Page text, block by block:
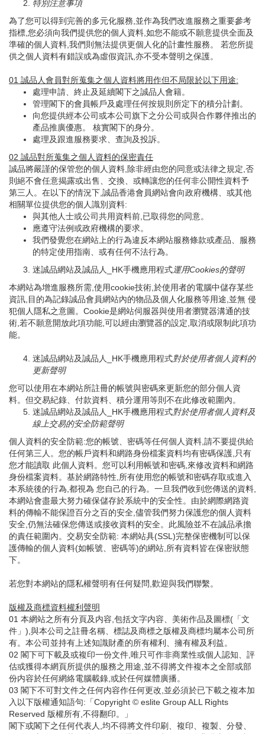
特別注意事項
為了您可以得到完善的多元化服務,並作為我們改進服務之重要參考
指標,您必須向我們提供您的個人資料,如您不能或不願意提供全面及
準確的個人資料,我們則無法提供更個人化的計畫性服務。 若您所提
供之個人資料有錯誤或為虛假資訊,亦不受本聲明之保護。
01 誠品人會員對所蒐集之個人資料將用作但不局限於以下用途:
處理申請、終止及延續閣下之誠品人會籍。
管理閣下的會員帳戶及處理任何按規則所定下的積分計劃。
向您提供經本公司或本公司旗下之分公司或與合作夥伴推出的
產品推廣優惠。 核實閣下的身分。
處理及跟進服務要求、查詢及投訴。
02 誠品對所蒐集之個人資料的保密責任
誠品將嚴謹的保管您的個人資料,除非經由您的同意或法律之規定,否
則絕不會任意揭露或出售、交換、或轉讓您的任何非公開性資料予
第三人。在以下的情況下,誠品香港會員網站會向政府機構、或其他
相關單位提供您的個人識別資料:
與其他人士或公司共用資料前,已取得您的同意。
應遵守法例或政府機構的要求。
我們發覺您在網站上的行為違反本網站服務條款或產品、服務
的特定使用指南、或有任何不法行為。
迷誠品網站及誠品人_HK手機應用程式運用Cookies的聲明
本網站為增進服務所需,使用cookie技術,於使用者的電腦中儲存某些
資訊,目的為記錄誠品會員網站內的物品及個人化服務等用途,並無 侵
犯個人隱私之意圖。Cookie是網站伺服器與使用者瀏覽器溝通的技
術,若不願意開放此項功能,可以經由瀏覽器的設定,取消或限制此項功
能。
迷誠品網站及誠品人_HK手機應用程式對於使用者個人資料的
更新聲明
您可以使用在本網站所註冊的帳號與密碼來更新您的部分個人資
料。但交易紀錄、付款資料、積分運用等則不在此修改範圍內。
迷誠品網站及誠品人_HK手機應用程式對於使用者個人資料及
線上交易的安全防範聲明
個人資料的安全防範:您的帳號、密碼等任何個人資料,請不要提供給
任何第三人。您的帳戶資料和網路身份檔案資料均有密碼保護,只有
您才能讀取 此個人資料。您可以利用帳號和密碼,來修改資料和網路
身份檔案資料。基於網路特性,所有使用您的帳號和密碼存取或進入
本系統後的行為,都視為 您自己的行為。一旦我們收到您傳送的資料,
本網站會盡最大努力確保儲存於系統中的安全性。由於網際網路資
料的傳輸不能保證百分之百的安全,儘管我們努力保護您的個人資料
安全,仍無法確保您傳送或接收資料的安全。此風險並不在誠品承擔
的責任範圍內。交易安全防範: 本網站具(SSL)完整保密機制可以保
護傳輸的個人資料(如帳號、密碼等)的網站,所有資料皆在保密狀態
下。
若您對本網站的隱私權聲明有任何疑問,歡迎與我們聯繫。
版權及商標資料權利聲明
01 本網站之所有分頁及内容,包括文字内容、美術作品及圖標(「文
件」),與本公司之註冊名稱、標誌及商標之版權及商標均屬本公司所
有。本公司並持有上述知識財產的所有權利、擁有權及利益。
02 閣下可下載及或複印一份文件,唯只可作非商業性或個人認知、評
估或獲得本網頁所提供的服務之用途,並不得將文件複本之全部或部
份内容於任何網絡電腦載錄,或於任何媒體廣播。
03 閣下不可對文件之任何内容作任何更改,並必須於已下載之複本加
入以下版權通知語句:「Copyright © eslite Group ALL Rights
Reserved 版權所有,不得翻印。」
閣下或閣下之任何代表人,均不得將文件印刷、複印、複製、分發、